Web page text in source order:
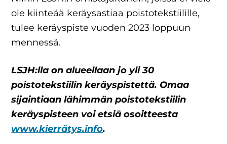
ole kiinteää keräysastiaa poistotekstiilille,
tulee keräyspiste vuoden 2023 loppuun
mennessä.
LSJH:lla on alueellaan jo yli 30
poistotekstiilin keräyspistettä. Omaa
sijaintiaan lähimmän poistotekstiilin
keräyspisteen voi etsiä osoitteesta
www.kierrätys.info.